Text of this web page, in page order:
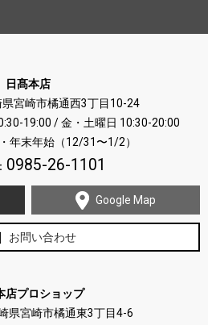
日髙本店
宮崎市橘通西3丁目10-24
19:00 / 金・土曜日 10:30-20:00
年末年始（12/31〜1/2）
0985-26-1101
Google Map
お問い合わせ
店プロショップ
県宮崎市橘通東3丁目4-6